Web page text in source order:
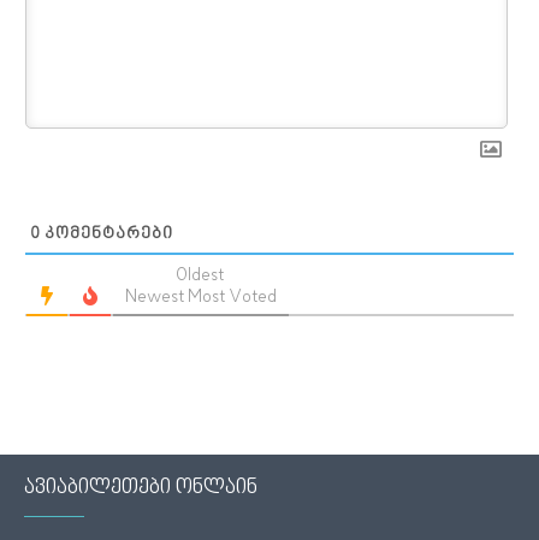
0 ᲙᲝᲛᲔᲜᲢᲐᲠᲔᲑᲘ
Oldest
Newest Most Voted
ავიაბილეთები ონლაინ